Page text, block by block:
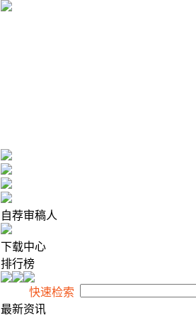
自荐审稿人
下载中心
排行榜
快速检索
最新资讯